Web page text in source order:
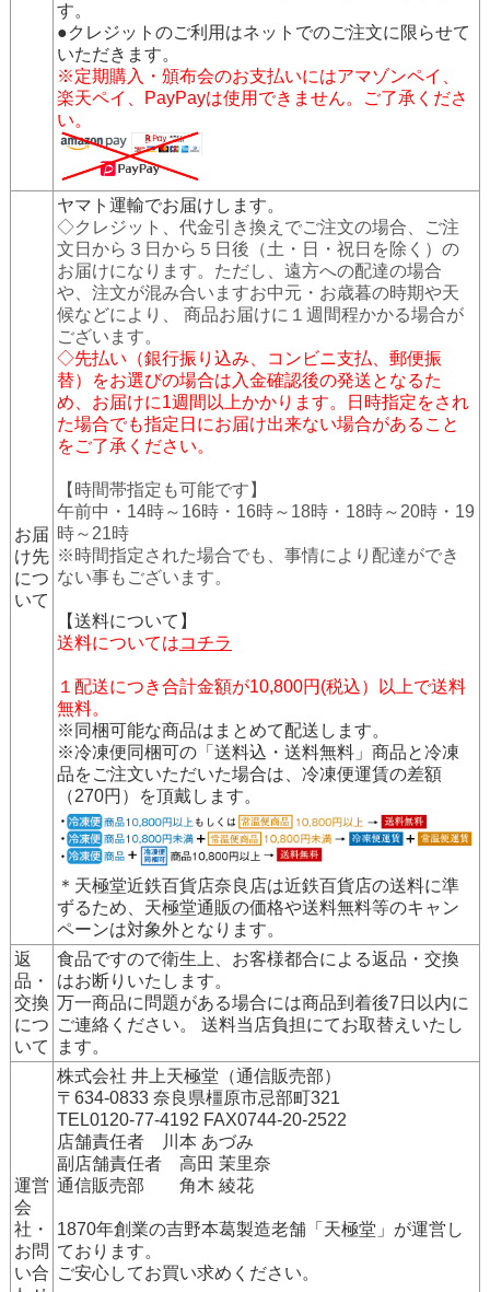
す。
●クレジットのご利用はネットでのご注文に限らせて
いただきます。
※定期購入・頒布会のお支払いにはアマゾンペイ、
楽天ペイ、PayPayは使用できません。ご了承くださ
い。
お届
け先
につ
いて
ヤマト運輸でお届けします。
◇クレジット、代金引き換えでご注文の場合、ご注
文日から３日から５日後（土・日・祝日を除く）の
お届けになります。ただし、遠方への配達の場合
や、注文が混み合いますお中元・お歳暮の時期や天
候などにより、 商品お届けに１週間程かかる場合が
ございます。
◇先払い（銀行振り込み、コンビニ支払、郵便振
替）をお選びの場合は入金確認後の発送となるた
め、お届けに1週間以上かかります。日時指定をされ
た場合でも指定日にお届け出来ない場合があること
をご了承ください。
【時間帯指定も可能です】
午前中・14時～16時・16時～18時・18時～20時・19
時～21時
※時間指定された場合でも、事情により配達ができ
ない事もございます。
【送料について】
送料についてはコチラ
１配送につき合計金額が10,800円(税込）以上で送料
無料。
※同梱可能な商品はまとめて配送します。
※冷凍便同梱可の「送料込・送料無料」商品と冷凍
品をご注文いただいた場合は、冷凍便運賃の差額
（270円）を頂戴します。
＊天極堂近鉄百貨店奈良店は近鉄百貨店の送料に準
ずるため、天極堂通販の価格や送料無料等のキャン
ペーンは対象外となります。
返
品・
交換
につ
いて
食品ですので衛生上、お客様都合による返品・交換
はお断りいたします。
万一商品に問題がある場合には商品到着後7日以内に
ご連絡ください。 送料当店負担にてお取替えいたし
ます。
運営
会
社・
お問
い合
株式会社 井上天極堂（通信販売部）
〒634-0833 奈良県橿原市忌部町321
TEL0120-77-4192 FAX0744-20-2522
店舗責任者 川本 あづみ
副店舗責任者 高田 茉里奈
通信販売部 角木 綾花
1870年創業の吉野本葛製造老舗「天極堂」が運営し
ております。
ご安心してお買い求めください。